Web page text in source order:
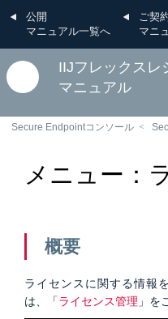
公開
マニュアル一覧へ
ご契
マニ
IIJフレックスレ
マニュアル
Secure Endpointコンソール
メニュー：
概要
ライセンスに関する情報
は、「ライセンス管理 」を